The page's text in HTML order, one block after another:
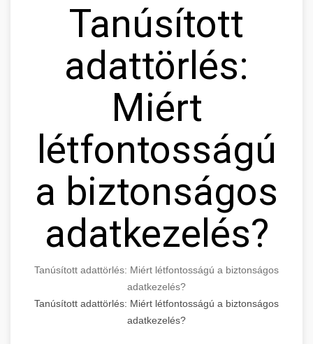
Tanúsított
adattörlés:
Miért
létfontosságú
a biztonságos
adatkezelés?
Tanúsított adattörlés: Miért létfontosságú a biztonságos
adatkezelés?
Tanúsított adattörlés: Miért létfontosságú a biztonságos
adatkezelés?